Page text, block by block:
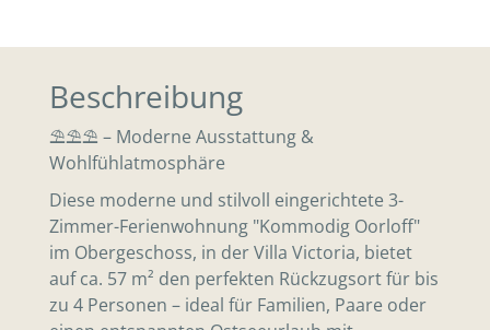
Beschreibung
⛱⛱⛱ – Moderne Ausstattung &
Wohlfühlatmosphäre
Diese moderne und stilvoll eingerichtete 3-
Zimmer-Ferienwohnung "Kommodig Oorloff"
im Obergeschoss, in der Villa Victoria, bietet
auf ca. 57 m² den perfekten Rückzugsort für bis
zu 4 Personen – ideal für Familien, Paare oder